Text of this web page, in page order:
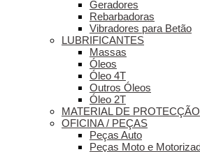
Geradores
Rebarbadoras
Vibradores para Betão
LUBRIFICANTES
Massas
Óleos
Óleo 4T
Outros Óleos
Óleo 2T
MATERIAL DE PROTECÇÃO
OFICINA / PEÇAS
Peças Auto
Peças Moto e